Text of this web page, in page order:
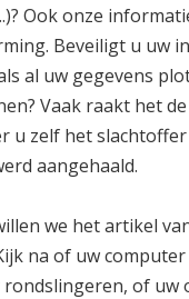
Ook onze
Beveiligt u uw
al uw gegevens
Vaak raakt het
u zelf het
aangehaald.
we het artikel
na of uw
rondslingeren, of